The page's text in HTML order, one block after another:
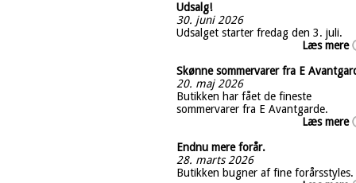
Udsalg!
30. juni 2026
Udsalget starter fredag den 3. juli.
Læs mere
Skønne sommervarer fra E
20. maj 2026
Butikken har fået de fineste
sommervarer fra E Avantgarde.
Læs mere
Endnu mere forår.
28. marts 2026
Butikken bugner af fine forårsstyles.